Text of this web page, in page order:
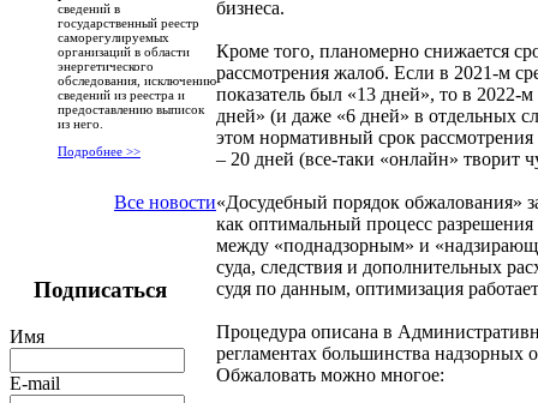
сведений в
государственный реестр
саморегулируемых
организаций в области
энергетического
обследования, исключению
сведений из реестра и
предоставлению выписок
из него.
Подробнее >>
Все новости
Подписаться
Имя
E-mail
бизнеса.
Кроме того, планомерно снижается
рассмотрения жалоб. Если в 2021-м
показатель был «13 дней», то в 2022-
дней» (и даже «6 дней» в отдельных
этом нормативный срок
– 20 дней (все-таки «онлайн» творит
«Досудебный порядок обжалования»
как оптимальный процесс разрешения
между «поднадзорным» и
суда, следствия и дополнительных
судя по данным, оптимизация
Процедура описана в
регламентах большинства надзорных
Обжаловать можно многое: